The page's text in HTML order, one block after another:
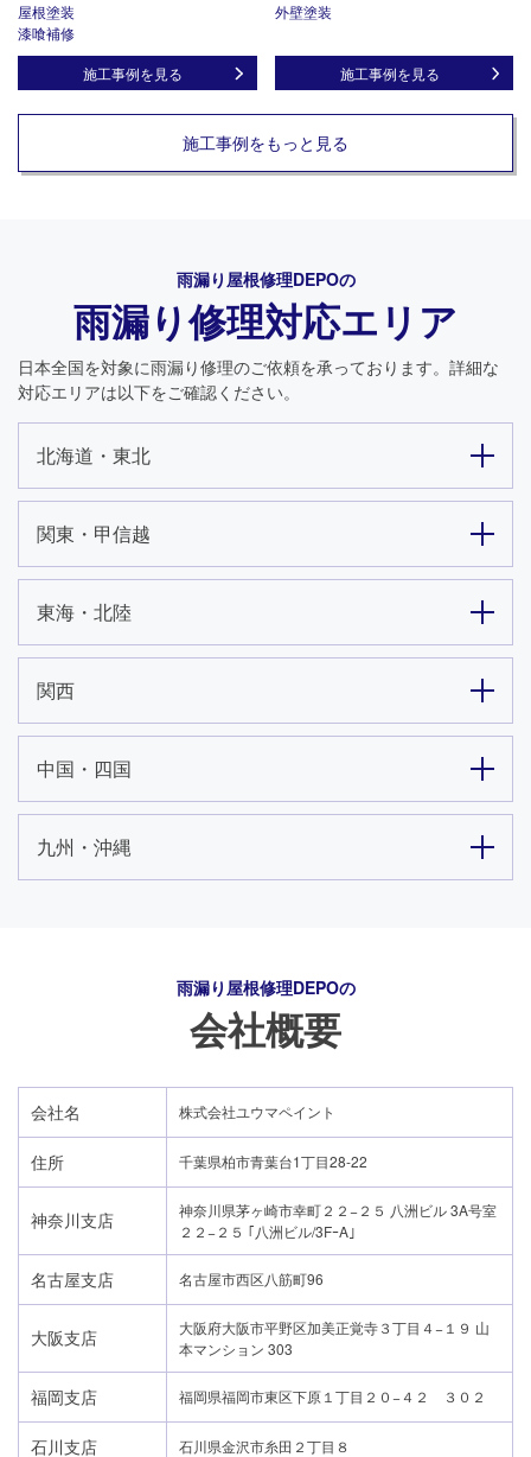
24時間365日対応
050-1883-0629
屋根塗装
漆喰補修
施工事例を見る
外壁塗装
施工事例を見る
施工事例をもっと見る
雨漏り屋根修理DEPOの
雨漏り修理対応エリア
日本全国を対象に雨漏り修理のご依頼を承っております。詳細な
対応エリアは以下をご確認ください。
北海道・東北
関東・甲信越
東海・北陸
関西
中国・四国
九州・沖縄
雨漏り屋根修理DEPOの
会社概要
会社名 株式会社ユウマペイント
住所 千葉県柏市青葉台1丁目28-22
神奈川支店
神奈川県茅ヶ崎市幸町２２−２５ 八洲ビル 3A号室
２２−２５ ｢八洲ビル/3FｰA｣
名古屋支店 名古屋市西区八筋町96
大阪支店
大阪府大阪市平野区加美正覚寺３丁目４−１９ 山
本マンション 303
福岡支店 福岡県福岡市東区下原１丁目２０−４２ ３０２
石川支店 石川県金沢市糸田２丁目８